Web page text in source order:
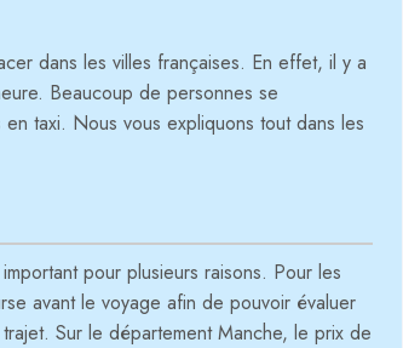
dans les villes françaises. En effet, il y a
Beaucoup de personnes se
taxi. Nous vous expliquons tout dans les
pour plusieurs raisons. Pour les
avant le voyage afin de pouvoir évaluer
Sur le département Manche, le prix de